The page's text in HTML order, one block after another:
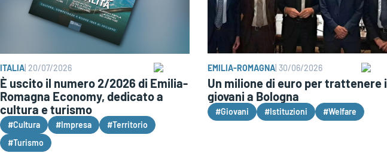
ITALIA 20/07/2026
È uscito il numero 2/2026 di Emilia-
Romagna Economy, dedicato a
cultura e turismo
#Cultura #Impresa
#Territorio
#Turismo
EMILIA-ROMAGNA| 30/06/2026
Un milione di euro per trattenere i
giovani a Bologna
#Giovani #Istituzioni #Welfare